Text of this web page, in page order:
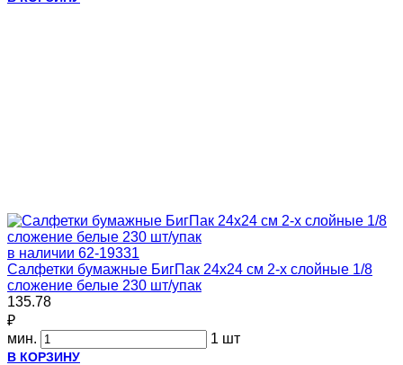
в наличии 62-19331
Салфетки бумажные БигПак 24х24 см 2-х слойные 1/8
сложение белые 230 шт/упак
135.78
₽
мин.
1 шт
В КОРЗИНУ